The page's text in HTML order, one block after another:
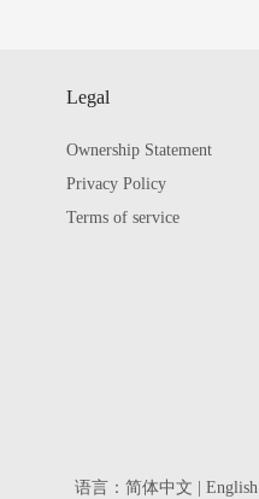
Legal
Ownership Statement
Privacy Policy
Terms of service
语言： 简体中文 English